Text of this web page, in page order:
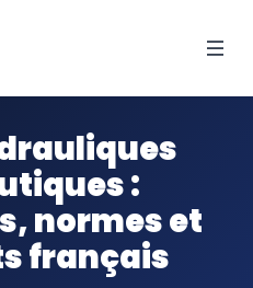
:
normes et
français